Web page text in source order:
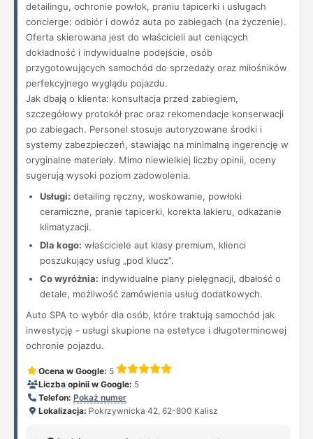
detailingu, ochronie powłok, praniu tapicerki i usługach
concierge: odbiór i dowóz auta po zabiegach (na życzenie).
Oferta skierowana jest do właścicieli aut ceniących
dokładność i indywidualne podejście, osób
przygotowujących samochód do sprzedaży oraz miłośników
perfekcyjnego wyglądu pojazdu.
Jak dbają o klienta: konsultacja przed zabiegiem,
szczegółowy protokół prac oraz rekomendacje konserwacji
po zabiegach. Personel stosuje autoryzowane środki i
systemy zabezpieczeń, stawiając na minimalną ingerencję w
oryginalne materiały. Mimo niewielkiej liczby opinii, oceny
sugerują wysoki poziom zadowolenia.
Usługi: detailing ręczny, woskowanie, powłoki
ceramiczne, pranie tapicerki, korekta lakieru, odkażanie
klimatyzacji.
Dla kogo: właściciele aut klasy premium, klienci
poszukujący usług „pod klucz”.
Co wyróżnia: indywidualne plany pielęgnacji, dbałość o
detale, możliwość zamówienia usług dodatkowych.
Auto SPA to wybór dla osób, które traktują samochód jak
inwestycję - usługi skupione na estetyce i długoterminowej
ochronie pojazdu.
Ocena w Google: 5
Liczba opinii w Google: 5
Telefon: Pokaż numer
Lokalizacja: Pokrzywnicka 42, 62-800 Kalisz